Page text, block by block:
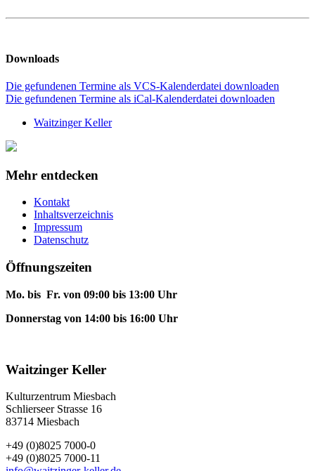
Downloads
Die gefundenen Termine als VCS-Kalenderdatei downloaden
Die gefundenen Termine als iCal-Kalenderdatei downloaden
Waitzinger Keller
Mehr entdecken
Kontakt
Inhaltsverzeichnis
Impressum
Datenschutz
Öffnungszeiten
Mo. bis Fr. von 09:00 bis 13:00 Uhr
Donnerstag von 14:00 bis 16:00 Uhr
Waitzinger Keller
Kulturzentrum Miesbach
Schlierseer Strasse 16
83714 Miesbach
+49 (0)8025 7000-0
+49 (0)8025 7000-11